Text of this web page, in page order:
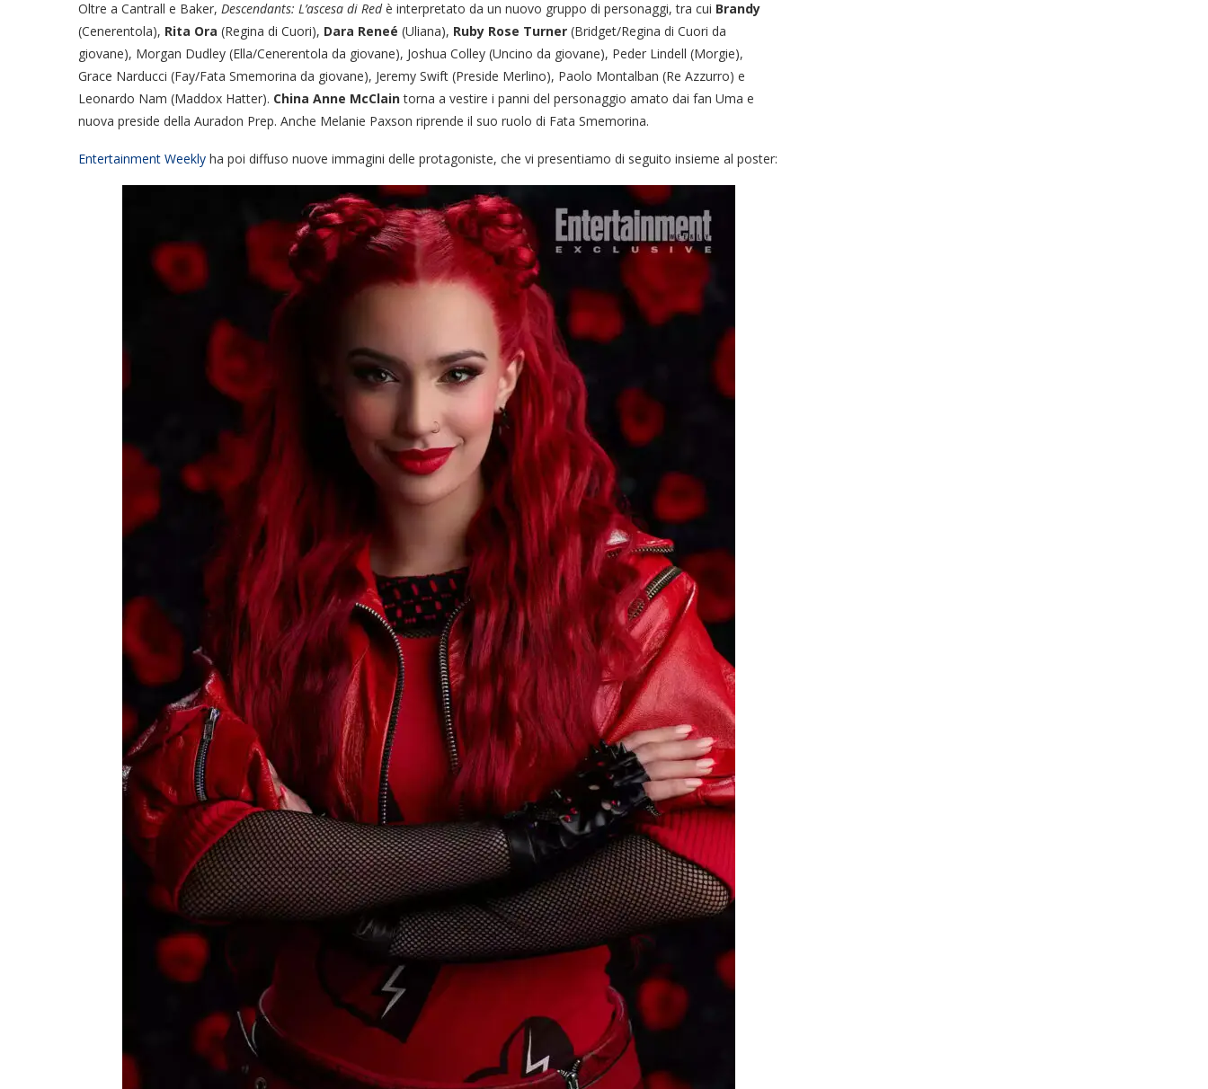
Oltre a Cantrall e Baker, Descendants: L’ascesa di Redè interpretato da un nuovo gruppo di personaggi, tra cui Brandy
(Cenerentola), Rita Ora (Regina di Cuori), Dara Reneé (Uliana), Ruby Rose Turner (Bridget/Regina di Cuori da
giovane), Morgan Dudley (Ella/Cenerentola da giovane), Joshua Colley (Uncino da giovane), Peder Lindell (Morgie),
Grace Narducci (Fay/Fata Smemorina da giovane), Jeremy Swift (Preside Merlino), Paolo Montalban (Re Azzurro) e
Leonardo Nam (Maddox Hatter). China Anne McClaintorna a vestire i panni del personaggio amato dai fan Uma e
nuova preside della Auradon Prep. Anche Melanie Paxson riprende il suo ruolo di Fata Smemorina.
Entertainment Weekly ha poi diffuso nuove immagini delle protagoniste, che vi presentiamo di seguito insieme al poster: